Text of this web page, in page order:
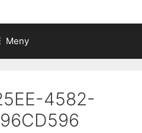
Meny
4582-